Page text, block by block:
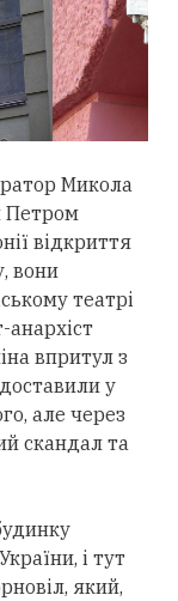
Микола
Петром
відкриття
вони
театрі
анархіст
впритул з
у
але через
скандал та
і тут
який,